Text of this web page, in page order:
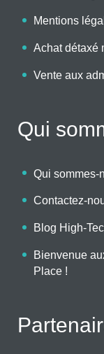
Mentions
Achat détaxé
Vente aux
Qui
Qui sommes-
Contactez-
Blog High-
Bienvenue
Place !